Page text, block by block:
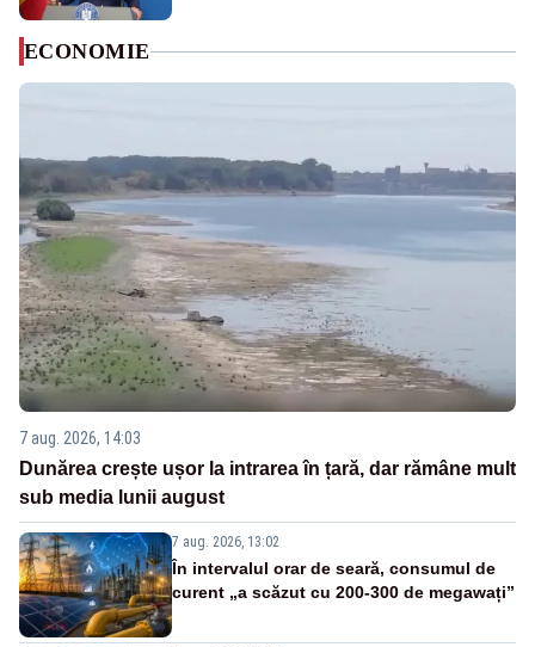
ECONOMIE
7 aug. 2026, 14:03
Dunărea crește ușor la intrarea în țară, dar rămâne mult
sub media lunii august
7 aug. 2026, 13:02
În intervalul orar de seară, consumul de
curent „a scăzut cu 200-300 de megawați”